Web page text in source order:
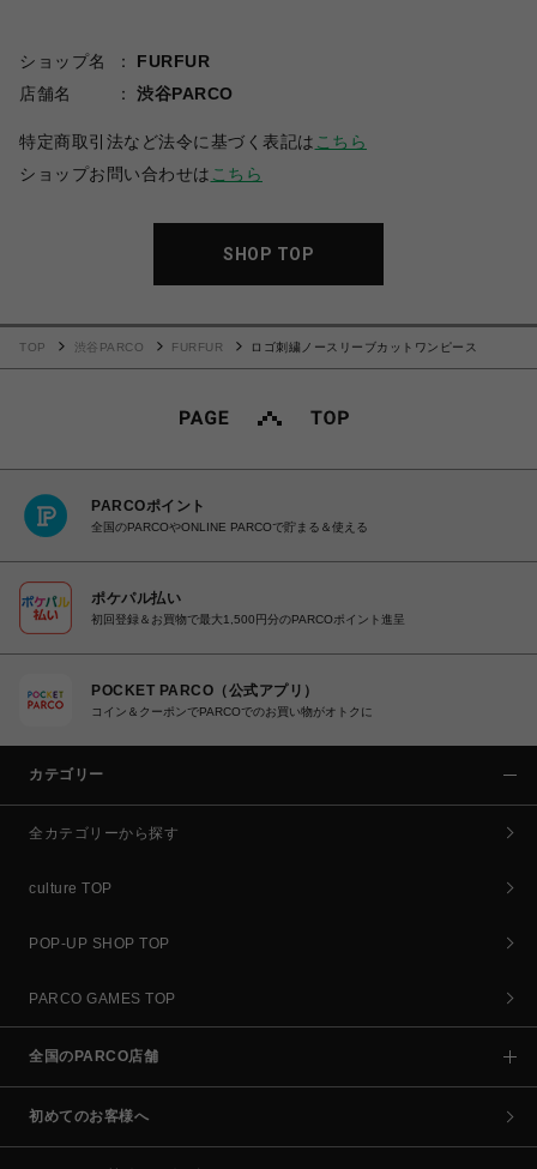
ショップ名
FURFUR
店舗名
渋谷PARCO
特定商取引法など法令に基づく表記は こちら
ショップお問い合わせは こちら
SHOP TOP
TOP 渋谷PARCO FURFUR ロゴ刺繍ノースリーブカットワンピース
PARCOポイント
全国のPARCOやONLINE PARCOで貯まる＆使える
ポケパル払い
初回登録＆お買物で最大1,500円分のPARCOポイント進呈
POCKET PARCO（公式アプリ）
コイン＆クーポンでPARCOでのお買い物がオトクに
カテゴリー
全カテゴリーから探す
culture TOP
POP-UP SHOP TOP
PARCO GAMES TOP
全国のPARCO店舗
初めてのお客様へ